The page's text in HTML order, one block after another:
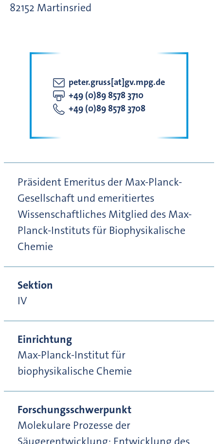
82152 Martinsried
peter.gruss[at]gv.mpg.de
+49 (0)89 8578 3710
+49 (0)89 8578 3708
Präsident Emeritus der Max-Planck-
Gesellschaft und emeritiertes
Wissenschaftliches Mitglied des Max-
Planck-Instituts für Biophysikalische
Chemie
Sektion
IV
Einrichtung
Max-Planck-Institut für
biophysikalische Chemie
Forschungsschwerpunkt
Molekulare Prozesse der